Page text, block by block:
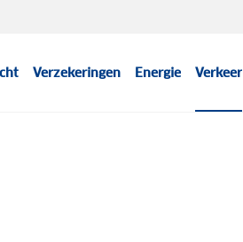
Verzekeringen Energie Verkeer